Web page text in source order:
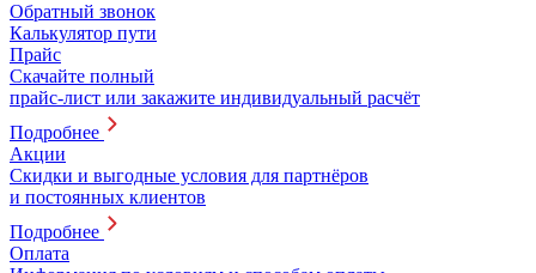
Обратный звонок
Калькулятор пути
Прайс
Скачайте полный
прайс-лист или закажите индивидуальный расчёт
Подробнее
Акции
Скидки и выгодные условия для партнёров
и постоянных клиентов
Подробнее
Оплата